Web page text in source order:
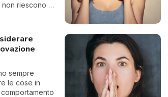
riescono a
sempre
le cose in